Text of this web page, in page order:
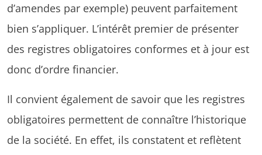
d’amendes par exemple) peuvent parfaitement
bien s’appliquer. L’intérêt premier de présenter
des registres obligatoires conformes et à jour est
donc d’ordre financier.
Il convient également de savoir que les registres
obligatoires permettent de connaître l’historique
de la société. En effet, ils constatent et reflètent